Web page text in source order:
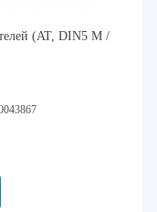
(AT, DIN5 M /